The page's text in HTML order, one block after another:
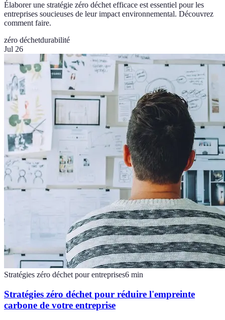
Élaborer une stratégie zéro déchet efficace est essentiel pour les
entreprises soucieuses de leur impact environnemental. Découvrez
comment faire.
zéro déchetdurabilité
Jul 26
Stratégies zéro déchet pour entreprises6 min
Stratégies zéro déchet pour réduire l'empreinte
carbone de votre entreprise